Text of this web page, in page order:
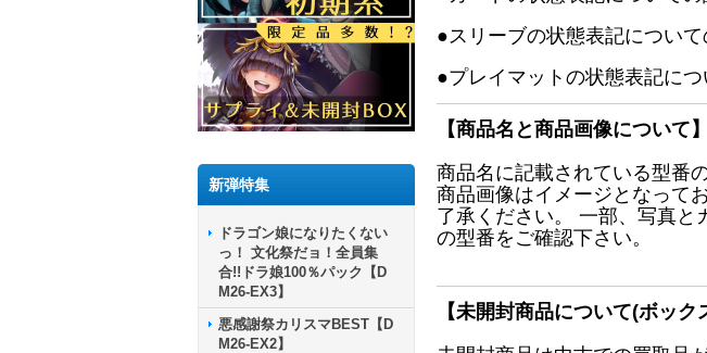
新弾特集
ドラゴン娘になりたくない
っ！ 文化祭だョ！全員集
合!!ドラ娘100％パック【D
M26-EX3】
悪感謝祭カリスマBEST【D
M26-EX2】
●スリーブの状態表記につい
●プレイマットの状態表記に
【商品名と商品画像について】
商品名に記載されている型番
商品画像はイメージとなって
了承ください。 一部、写真と
の型番をご確認下さい。
【未開封商品について(ボッ